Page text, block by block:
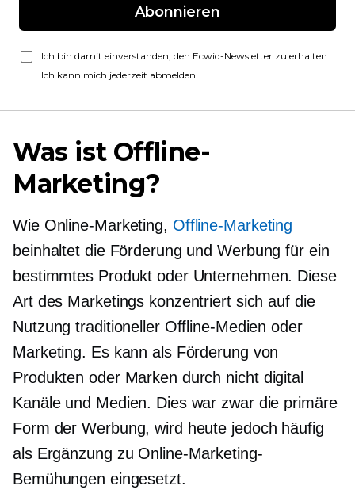
Abonnieren
Ich bin damit einverstanden, den Ecwid-Newsletter zu erhalten.
Ich kann mich jederzeit abmelden.
Was ist Offline-
Marketing?
Wie Online-Marketing, Offline-Marketing
beinhaltet die Förderung und Werbung für ein
bestimmtes Produkt oder Unternehmen. Diese
Art des Marketings konzentriert sich auf die
Nutzung traditioneller Offline-Medien oder
Marketing. Es kann als Förderung von
Produkten oder Marken durch nicht digital
Kanäle und Medien. Dies war zwar die primäre
Form der Werbung, wird heute jedoch häufig
als Ergänzung zu Online-Marketing-
Bemühungen eingesetzt.